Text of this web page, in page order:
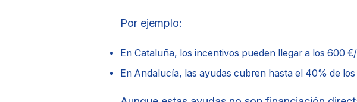
Por ejemplo:
En Cataluña, los incentivos pueden llegar a los 600
En Andalucía, las ayudas cubren hasta el 40% de